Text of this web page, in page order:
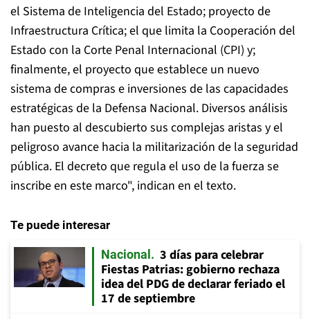
el Sistema de Inteligencia del Estado; proyecto de
Infraestructura Crítica; el que limita la Cooperación del
Estado con la Corte Penal Internacional (CPI) y;
finalmente, el proyecto que establece un nuevo
sistema de compras e inversiones de las capacidades
estratégicas de la Defensa Nacional. Diversos análisis
han puesto al descubierto sus complejas aristas y el
peligroso avance hacia la militarización de la seguridad
pública. El decreto que regula el uso de la fuerza se
inscribe en este marco", indican en el texto.
Te puede interesar
Nacional
3 días para celebrar
Fiestas Patrias: gobierno rechaza
idea del PDG de declarar feriado el
17 de septiembre